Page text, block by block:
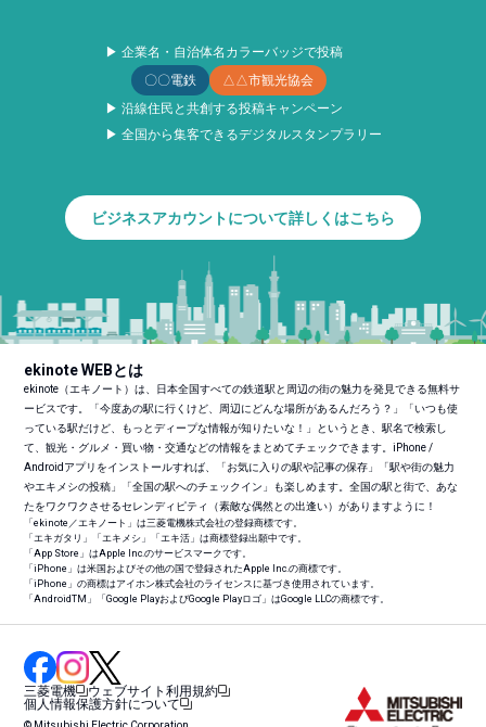
▶ 企業名・自治体名カラーバッジで投稿
〇〇電鉄
△△市観光協会
▶ 沿線住民と共創する投稿キャンペーン
▶ 全国から集客できるデジタルスタンプラリー
ビジネスアカウントについて詳しくはこちら
ekinote WEBとは
ekinote（エキノート）は、日本全国すべての鉄道駅と周辺の街の魅力を発見できる無料サ
ービスです。「今度あの駅に行くけど、周辺にどんな場所があるんだろう？」「いつも使
っている駅だけど、もっとディープな情報が知りたいな！」というとき、駅名で検索し
て、観光・グルメ・買い物・交通などの情報をまとめてチェックできます。iPhone /
Androidアプリをインストールすれば、「お気に入りの駅や記事の保存」「駅や街の魅力
やエキメシの投稿」「全国の駅へのチェックイン」も楽しめます。全国の駅と街で、あな
たをワクワクさせるセレンディピティ（素敵な偶然との出逢い）がありますように！
「ekinote／エキノート」は三菱電機株式会社の登録商標です。
「エキガタリ」「エキメシ」「エキ活」は商標登録出願中です。
「App Store」はApple Inc.のサービスマークです。
「iPhone」は米国およびその他の国で登録されたApple Inc.の商標です。
「iPhone」の商標はアイホン株式会社のライセンスに基づき使用されています。
「AndroidTM 」「Google PlayおよびGoogle Playロゴ」はGoogle LLCの商標です。
三菱電機
ウェブサイト利用規約
個人情報保護方針について